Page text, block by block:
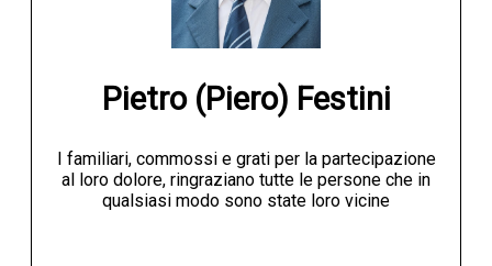
Pietro (Piero) Festini
I familiari, commossi e grati per la partecipazione
al loro dolore, ringraziano tutte le persone che in
qualsiasi modo sono state loro vicine